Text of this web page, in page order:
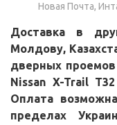
Новая Почта,
Доставка в
Молдову,
дверных
Nissan X-Trail T32
Оплата
пределах